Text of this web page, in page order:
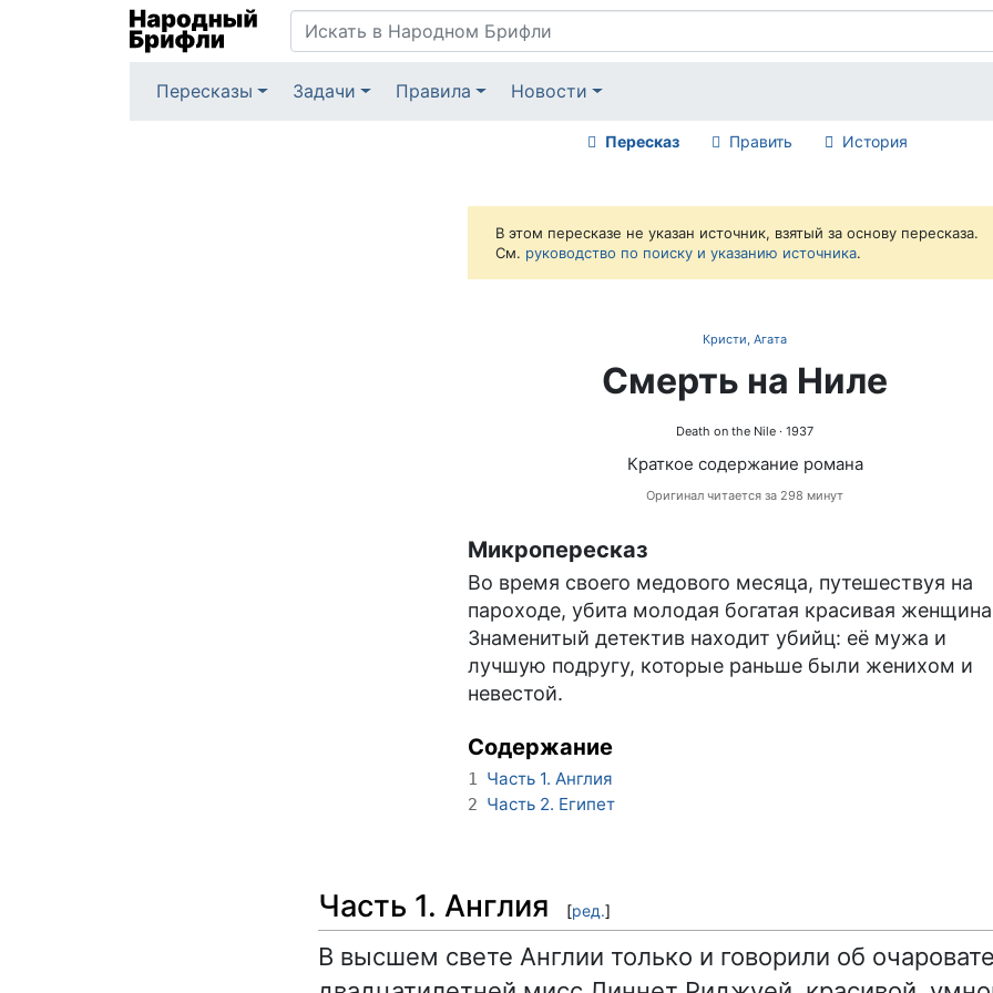
Пересказы Задачи Правила Новости
Пересказ Править История
В этом пересказе не указан источник, взятый за основу пересказа.
См. руководство по поиску и указанию источника.
Кристи, Агата
Смерть на Ниле
Death on the Nile · 1937
Краткое содержание романа
Оригинал читается за 298 минут
Микропересказ
Во время своего медового месяца, путешествуя на
пароходе, убита молодая богатая красивая
Знаменитый детектив находит убийц: её мужа и
лучшую подругу, которые раньше были женихом и
невестой.
Содержание
1 Часть 1. Англия
2 Часть 2. Египет
Часть 1. Англия [ред.]
В высшем свете Англии только и говорили об